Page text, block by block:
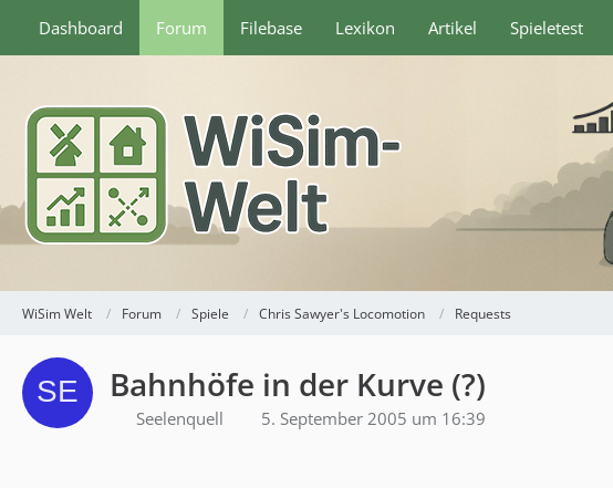
Dashboard Forum Filebase Lexikon Artikel Spieletest
WiSim Welt Forum Spiele Chris Sawyer's Locomotion Requests
Bahnhöfe in der Kurve (?)
Seelenquell 5. September 2005 um 16:39